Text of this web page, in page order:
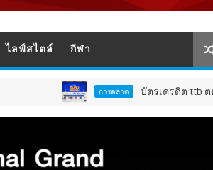
ไลฟ์สไตล์ กีฬา
บัตรเครดิต ttb ตอกย้ำภาพบัตรเค